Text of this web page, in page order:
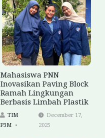
Mahasiswa PNN
Inovasikan Paving Block
Ramah Lingkungan
Berbasis Limbah Plastik
TIM
P3M
December 17,
2025